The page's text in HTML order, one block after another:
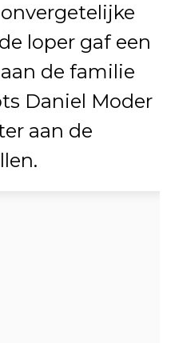
loper gaf een
de familie
Daniel Moder
aan de